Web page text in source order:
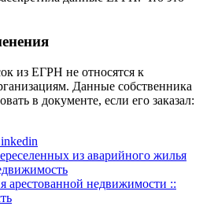
из ЕГРН не относятся к
Данные собственника
в документе, если его заказал:
из аварийного жилья
арестованной недвижимости ::